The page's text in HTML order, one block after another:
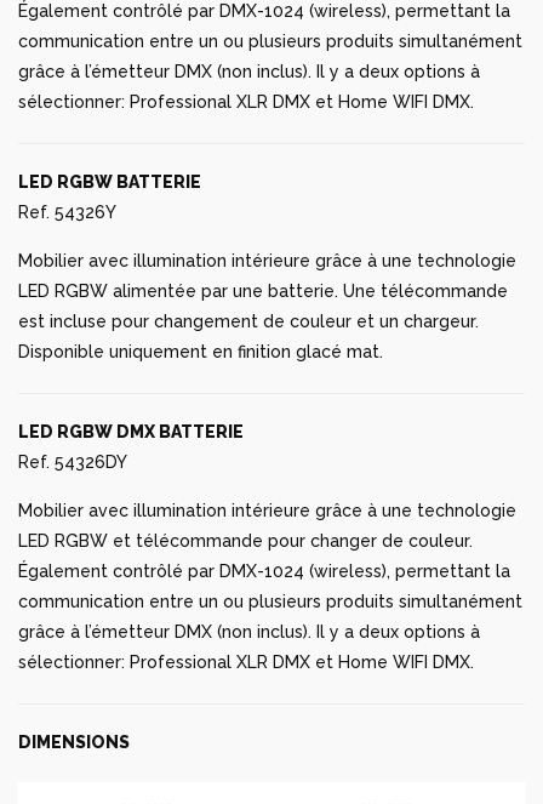
Également contrôlé par DMX-1024 (wireless), permettant la
communication entre un ou plusieurs produits simultanément
grâce à l’émetteur DMX (non inclus). Il y a deux options à
sélectionner: Professional XLR DMX et Home WIFI DMX.
LED RGBW BATTERIE
Ref. 54326Y
Mobilier avec illumination intérieure grâce à une technologie
LED RGBW alimentée par une batterie. Une télécommande
est incluse pour changement de couleur et un chargeur.
Disponible uniquement en finition glacé mat.
LED RGBW DMX BATTERIE
Ref. 54326DY
Mobilier avec illumination intérieure grâce à une technologie
LED RGBW et télécommande pour changer de couleur.
Également contrôlé par DMX-1024 (wireless), permettant la
communication entre un ou plusieurs produits simultanément
grâce à l’émetteur DMX (non inclus). Il y a deux options à
sélectionner: Professional XLR DMX et Home WIFI DMX.
DIMENSIONS